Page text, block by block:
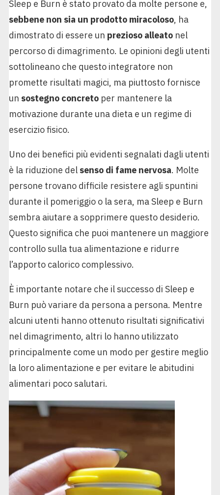
Sleep e Burn è stato provato da molte persone e,
sebbene non sia un prodotto miracoloso, ha
dimostrato di essere un prezioso alleatonel
percorso di dimagrimento. Le opinioni degli utenti
sottolineano che questo integratore non
promette risultati magici, ma piuttosto fornisce
un sostegno concretoper mantenere la
motivazione durante una dieta e un regime di
esercizio fisico.
Uno dei benefici più evidenti segnalati dagli utenti
è la riduzione del senso di fame nervosa. Molte
persone trovano difficile resistere agli spuntini
durante il pomeriggio o la sera, ma Sleep e Burn
sembra aiutare a sopprimere questo desiderio.
Questo significa che puoi mantenere un maggiore
controllo sulla tua alimentazione e ridurre
l’apporto calorico complessivo.
È importante notare che il successo di Sleep e
Burn può variare da persona a persona. Mentre
alcuni utenti hanno ottenuto risultati significativi
nel dimagrimento, altri lo hanno utilizzato
principalmente come un modo per gestire meglio
la loro alimentazione e per evitare le abitudini
alimentari poco salutari.